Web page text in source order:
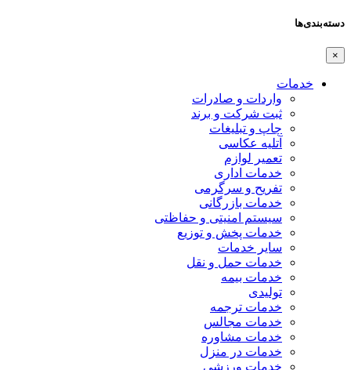
دسته‌بندی‌ها
×
خدمات
واردات و صادرات
ثبت شرکت و برند
چاپ و تبلیغات
آتلیه عکاسی
تعمیر لوازم
خدمات اداری
تفریح و سرگرمی
خدمات بازرگانی
سیستم امنیتی و حفاظتی
خدمات پخش و توزیع
سایر خدمات
خدمات حمل و نقل
خدمات بیمه
تولیدی
خدمات ترجمه
خدمات مجالس
خدمات مشاوره
خدمات در منزل
خدمات ورزشی